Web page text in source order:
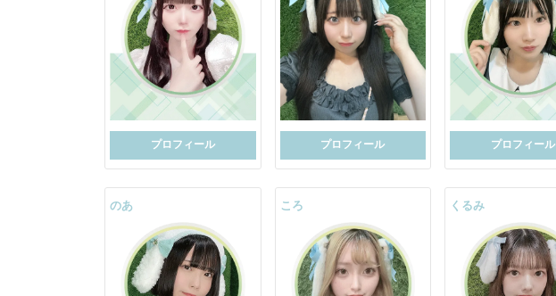
プロフィール プロフィール プロフィール
のあ ころ くるみ